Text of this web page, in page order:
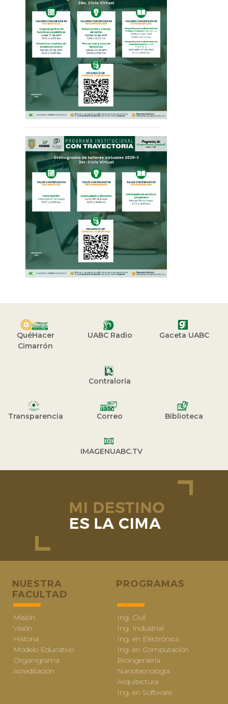
QuéHacer
Cimarrón
UABC Radio Gaceta UABC
Contraloría
Transparencia Correo Biblioteca
IMAGENUABC.TV
NUESTRA
FACULTAD
Misión
Visión
Historia
Modelo Educativo
Organigrama
Acreditación
PROGRAMAS
Ing. Civil
Ing. Industrial
Ing. en Electrónica
Ing. en Computación
Bioingeniería
Nanotecnología
Arquitectura
Ing. en Software